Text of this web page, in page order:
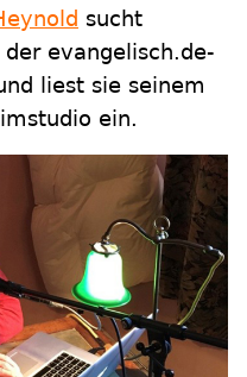
sucht
evangelisch.de-
liest sie seinem
ein.